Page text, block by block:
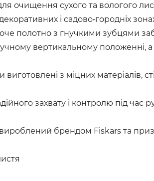
очищення сухого та вологого
і садово‑городніх
полотно з гнучкими зубцями
вертикальному
виготовлені з міцних
захвату і контролю під час
брендом Fiskars та